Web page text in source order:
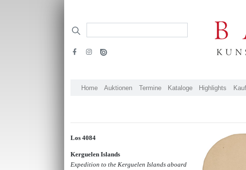
Home Auktionen Termine Kataloge Highlights
Los 4084
Kerguelen Islands
Expedition to the Kerguelen Islands aboard